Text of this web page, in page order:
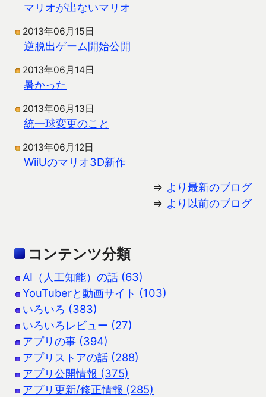
マリオが出ないマリオ
2013年06月15日
逆脱出ゲーム開始公開
2013年06月14日
暑かった
2013年06月13日
統一球変更のこと
2013年06月12日
WiiUのマリオ3D新作
⇒ より最新のブログ
⇒ より以前のブログ
コンテンツ分類
AI（人工知能）の話 (63)
YouTuberと動画サイト (103)
いろいろ (383)
いろいろレビュー (27)
アプリの事 (394)
アプリストアの話 (288)
アプリ公開情報 (375)
アプリ更新/修正情報 (285)